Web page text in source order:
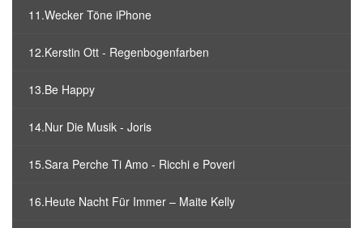
11.Wecker Töne iPhone
12.Kerstin Ott - Regenbogenfarben
13.Be Happy
14.Nur Die Musik - Joris
15.Sara Perche Ti Amo - Ricchi e Poveri
16.Heute Nacht Für Immer – Maite Kelly